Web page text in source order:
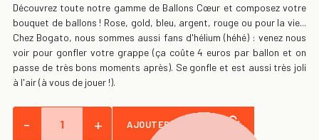
Découvrez toute notre gamme de Ballons Cœur et composez votre
bouquet de ballons ! Rose, gold, bleu, argent, rouge ou pour la vie...
Chez Bogato, nous sommes aussi fans d'hélium (héhé) : venez nous
voir pour gonfler votre grappe (ça coûte 4 euros par ballon et on
passe de très bons moments après). Se gonfle et est aussi très joli
à l'air (à vous de jouer !).
- + AJOUTER AU PANIER